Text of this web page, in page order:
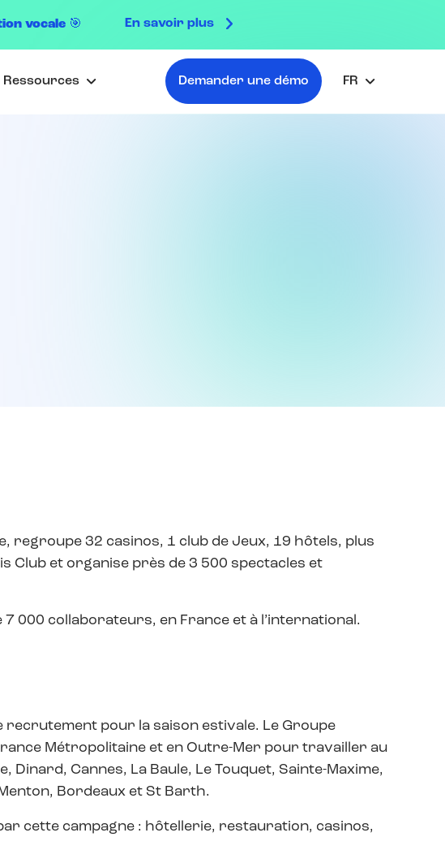
vocale 🎯 En savoir plus
Ressources Demander une démo FR
32 casinos, 1 club de Jeux, 19 hôtels, plus
Club et organise près de 3 500 spectacles et
000 collaborateurs, en France et à l’international.
pour la saison estivale. Le Groupe
Métropolitaine et en Outre-Mer pour travailler au
Cannes, La Baule, Le Touquet, Sainte-Maxime,
Bordeaux et St Barth.
cette campagne : hôtellerie, restauration, casinos,